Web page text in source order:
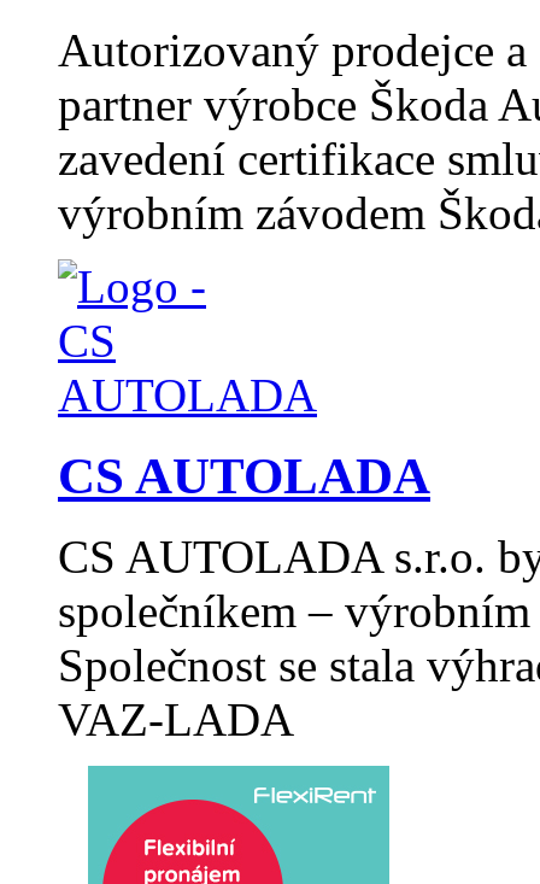
Autorizovaný prodejce
partner výrobce Škoda
zavedení certifikace
výrobním závodem
CS AUTOLADA
CS AUTOLADA s.r.o.
společníkem –
Společnost se stala
VAZ-LADA